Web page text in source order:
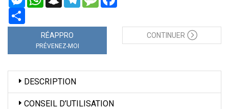
RÉAPPRO
PRÉVENEZ-MOI
CONTINUER
DESCRIPTION
CONSEIL D’UTILISATION